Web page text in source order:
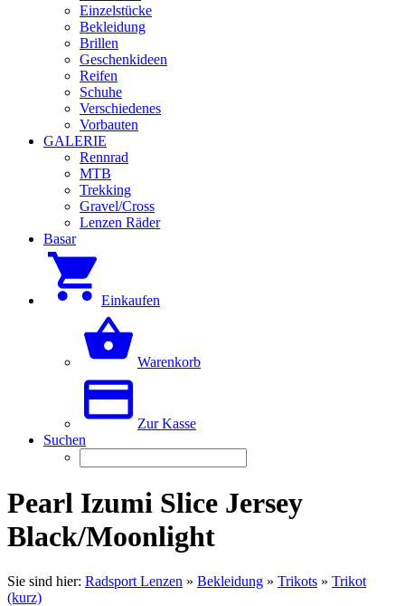
Einzelstücke
Bekleidung
Brillen
Geschenkideen
Reifen
Schuhe
Verschiedenes
Vorbauten
GALERIE
Rennrad
MTB
Trekking
Gravel/Cross
Lenzen Räder
Basar
Einkaufen
Warenkorb
Zur Kasse
Suchen
Pearl Izumi Slice Jersey
Black/Moonlight
Sie sind hier: Radsport Lenzen » Bekleidung » Trikots » Trikot
(kurz)